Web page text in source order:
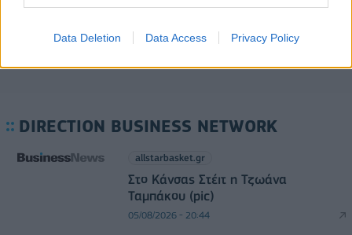
Data Deletion Data Access Privacy Policy
DIRECTION BUSINESS NETWORK
allstarbasket.gr
Στο Κάνσας Στέιτ η Τζωάνα
Ταμπάκου (pic)
05/08/2026 - 20:44